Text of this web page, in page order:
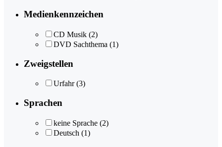
Medienkennzeichen
CD Musik (2)
DVD Sachthema (1)
Zweigstellen
Urfahr (3)
Sprachen
keine Sprache (2)
Deutsch (1)